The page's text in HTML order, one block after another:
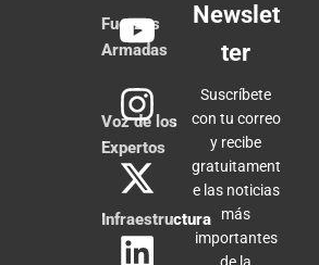
Fuerzas
Armadas
Voz de los
Expertos
Infraestructura
Newslet
ter
Suscríbete
con tu correo
y recibe
gratuitament
e las noticias
más
importantes